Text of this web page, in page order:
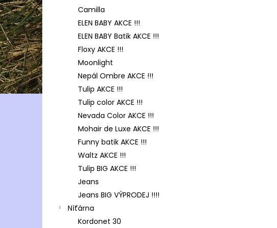
Camilla
ELEN BABY AKCE !!!
ELEN BABY Batik AKCE !!!
Floxy AKCE !!!
Moonlight
Nepál Ombre AKCE !!!
Tulip AKCE !!!
Tulip color AKCE !!!
Nevada Color AKCE !!!
Mohair de Luxe AKCE !!!
Funny batik AKCE !!!
Waltz AKCE !!!
Tulip BIG AKCE !!!
Jeans
Jeans BIG VÝPRODEJ !!!!
Níťárna
Kordonet 30